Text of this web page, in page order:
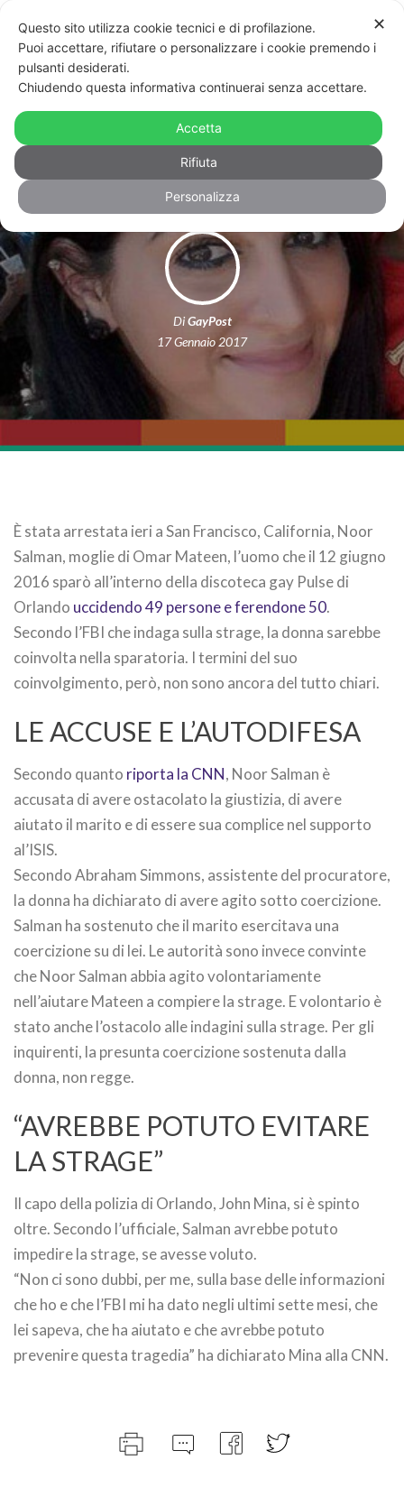
Arrestata la moglie dell’attentatore
di Orlando: per l’FBI era sua complice
DiGayPost
17 Gennaio 2017
È stata arrestata ieri a San Francisco, California, Noor
Salman, moglie di Omar Mateen, l’uomo che il 12 giugno
2016 sparò all’interno della discoteca gay Pulse di
Orlando uccidendo 49 persone e ferendone 50.
Secondo l’FBI che indaga sulla strage, la donna sarebbe
coinvolta nella sparatoria. I termini del suo
coinvolgimento, però, non sono ancora del tutto chiari.
LE ACCUSE E L’AUTODIFESA
Secondo quanto riporta la CNN, Noor Salman è
accusata di avere ostacolato la giustizia, di avere
aiutato il marito e di essere sua complice nel supporto
al’ISIS.
Secondo Abraham Simmons, assistente del procuratore,
la donna ha dichiarato di avere agito sotto coercizione.
Salman ha sostenuto che il marito esercitava una
coercizione su di lei. Le autorità sono invece convinte
che Noor Salman abbia agito volontariamente
nell’aiutare Mateen a compiere la strage. E volontario è
stato anche l’ostacolo alle indagini sulla strage. Per gli
inquirenti, la presunta coercizione sostenuta dalla
donna, non regge.
“AVREBBE POTUTO EVITARE
LA STRAGE”
Il capo della polizia di Orlando, John Mina, si è spinto
oltre. Secondo l’ufficiale, Salman avrebbe potuto
impedire la strage, se avesse voluto.
“Non ci sono dubbi, per me, sulla base delle informazioni
che ho e che l’FBI mi ha dato negli ultimi sette mesi, che
lei sapeva, che ha aiutato e che avrebbe potuto
prevenire questa tragedia” ha dichiarato Mina alla CNN.
✕
Questo sito utilizza cookie tecnici e di profilazione.
Puoi accettare, rifiutare o personalizzare i cookie premendo i
pulsanti desiderati.
Chiudendo questa informativa continuerai senza accettare.
Accetta
Rifiuta
Personalizza